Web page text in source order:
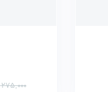
275,000